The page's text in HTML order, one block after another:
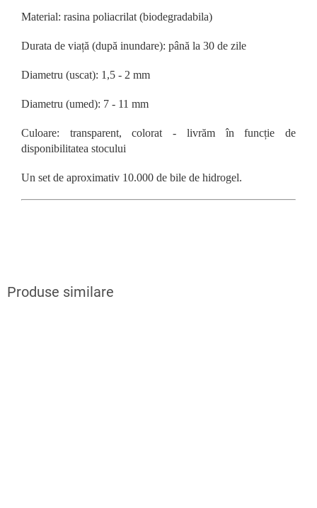
Material: rasina poliacrilat (biodegradabila)
Durata de viață (după inundare): până la 30 de zile
Diametru (uscat): 1,5 - 2 mm
Diametru (umed): 7 - 11 mm
Culoare: transparent, colorat - livrăm în funcție de
disponibilitatea stocului
Un set de aproximativ 10.000 de bile de hidrogel.